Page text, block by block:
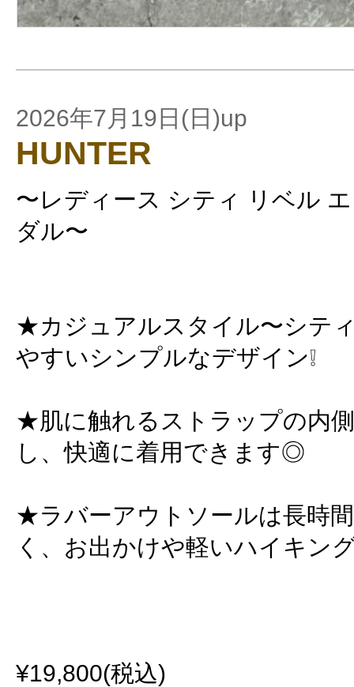
2026年7月19日(日)up
HUNTER
〜レディース シティ リベル
ダル〜
★カジュアルスタイル〜シテ
やすいシンプルなデザイン❕
★肌に触れるストラップの内
し、快適に着用できます◎
★ラバーアウトソールは長時
く、お出かけや軽いハイキン
¥19,800(税込)